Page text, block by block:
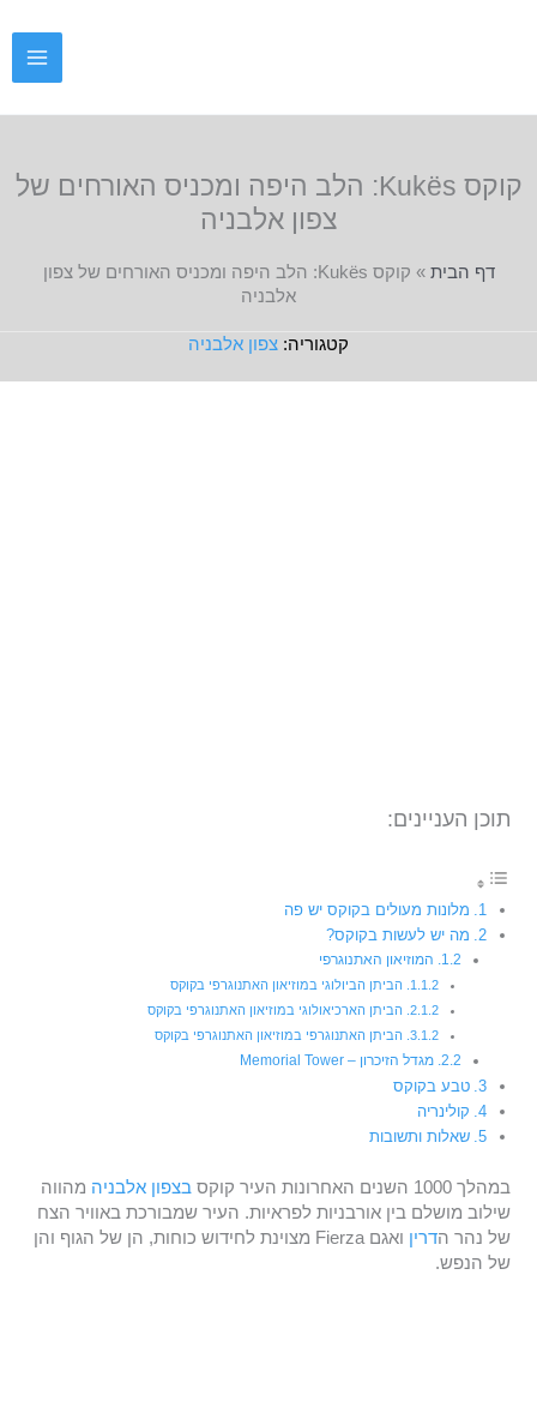
קוקס Kukës: הלב היפה ומכניס האורחים של
צפון אלבניה
דף הבית »
קוקס Kukës: הלב היפה ומכניס האורחים של צפון
אלבניה
צפון אלבניה
תוכן העניינים:
מלונות מעולים בקוקס יש פה
מה יש לעשות בקוקס?
המוזיאון האתנוגרפי
הביתן הביולוגי במוזיאון האתנוגרפי בקוקס
הביתן הארכיאולוגי במוזיאון האתנוגרפי בקוקס
הביתן האתנוגרפי במוזיאון האתנוגרפי בקוקס
מגדל הזיכרון – Memorial Tower
טבע בקוקס
קולינריה
שאלות ותשובות
במהלך 1000 השנים האחרונות העיר קוקס בצפון אלבניה מהווה
שילוב מושלם בין אורבניות לפראיות. העיר שמבורכת באוויר הצח
של נהר הדרין
ואגם Fierza מצוינת לחידוש כוחות, הן של הגוף והן
של הנפש.